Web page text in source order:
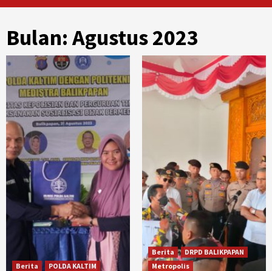
Bulan: Agustus 2023
Berita POLDA KALTIM
Berita
DRPD BALIKPAPAN
Metropolis